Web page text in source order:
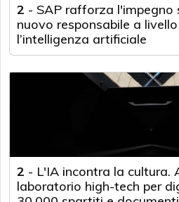
2 - SAP rafforza l'impegno
nuovo responsabile a
l’intelligenza artificiale
2 - L'IA incontra la cultura.
laboratorio high-tech per